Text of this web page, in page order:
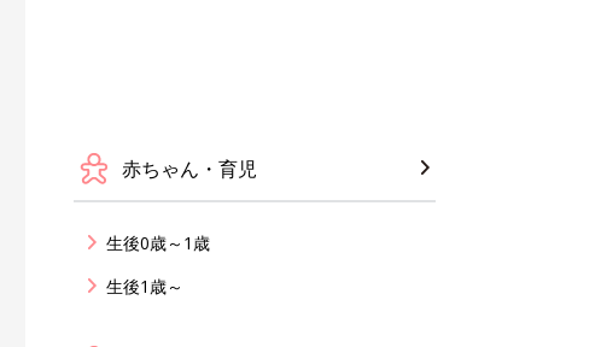
赤ちゃん・育児
生後0歳～1歳
生後1歳～